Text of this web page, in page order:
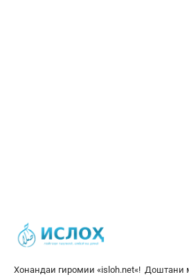
Хонандаи гиромии «isloh.net«! Доштани